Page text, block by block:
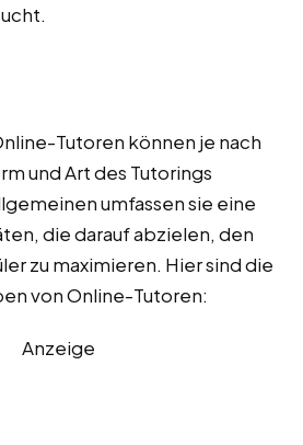
Tutoren können je nach
und Art des Tutorings
umfassen sie eine
die darauf abzielen, den
zu maximieren. Hier sind die
von Online-Tutoren:
Anzeige